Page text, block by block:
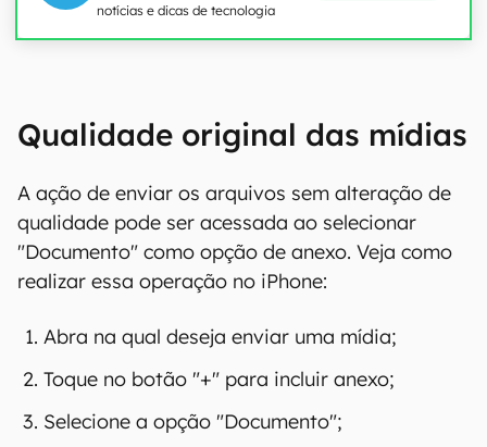
notícias e dicas de tecnologia
Qualidade original das mídias